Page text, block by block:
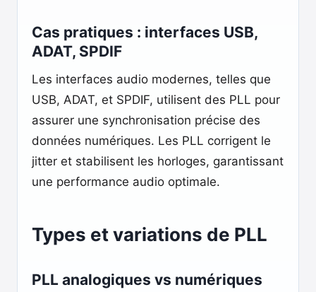
Cas pratiques : interfaces USB,
ADAT, SPDIF
Les interfaces audio modernes, telles que
USB, ADAT, et SPDIF, utilisent des PLL pour
assurer une synchronisation précise des
données numériques. Les PLL corrigent le
jitter et stabilisent les horloges, garantissant
une performance audio optimale.
Types et variations de PLL
PLL analogiques vs numériques